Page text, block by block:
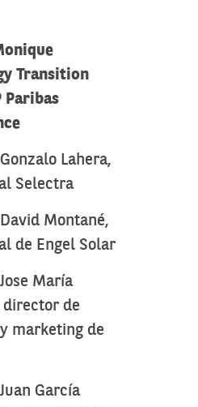
Transition
Paribas
Lahera,
Selectra
Montané,
de Engel Solar
María
director de
marketing de
García